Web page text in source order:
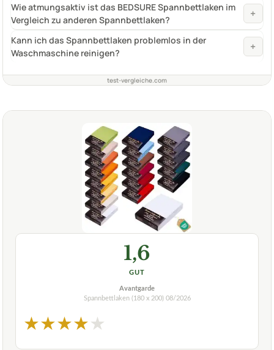
Wie atmungsaktiv ist das BEDSURE Spannbettlaken im
Vergleich zu anderen Spannbettlaken?
+
Kann ich das Spannbettlaken problemlos in der
Waschmaschine reinigen?
+
test-vergleiche.com
1,6
GUT
Avantgarde
Spannbettlaken (180 x 200) 08/2026
★★★★★